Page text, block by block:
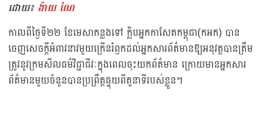
ដោយ៖ ង៉ាយ ណៃ
កាលពីថ្ងៃទី២២ ខែមេសាកន្លងទៅ ក្លិបអ្នកកាសែតកម្ពុជា(កអក) បាន
ចេញសេចក្ដីអំពាវនាវមួយក្រើនរំឭកដល់អ្នកសារព័ត៌មានឱ្យអនុវត្តបានត្រឹម
ត្រូវនូវក្រមសីលធម៌វិជ្ជាជីវៈក្នុងពេលចុះយកព័ត៌មាន ក្រោយមានអ្នកសារ
ព័ត៌មានមួយចំនួនបានប្រព្រឹត្តផ្ទុយពីតួនាទីរបស់ខ្លួន។